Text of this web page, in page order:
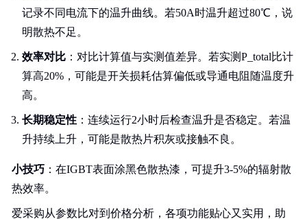
记录不同电流下的温升曲线。若50A时温升超过80℃，说
明散热不足。
效率对比 ：对比计算值与实测值差异。若实测P_total比计
算高20%，可能是开关损耗估算偏低或导通电阻随温度升
高。
长期稳定性 ：连续运行2小时后检查温升是否稳定。若温
升持续上升，可能是散热片积灰或接触不良。
小技巧 ：在IGBT表面涂黑色散热漆，可提升3-5%的辐射散
热效率。
爱采购从参数比对到价格分析，各项功能贴心又实用，助